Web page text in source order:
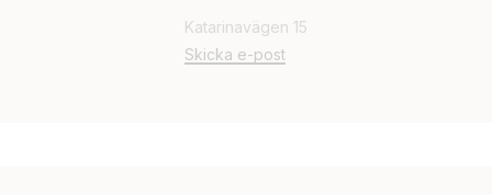
Katarinavägen 15
Skicka e-post